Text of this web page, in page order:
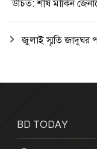
উচিত: শীর্ষ মার্কিন
জুলাই স্মৃতি জাদুঘর
BD TODAY